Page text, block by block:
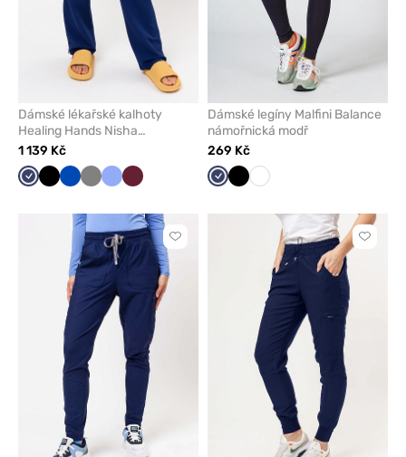
Dámské lékařské kalhoty
Healing Hands Nisha
námořnická modř
1 139 Kč
Námořnická
ČernáKrálovsky
ŠedáKlasickyTřešňová
Dámské legíny Malfini Balance
námořnická modř
269 Kč
Námořnická
Černá
Bílá
Kliknutím